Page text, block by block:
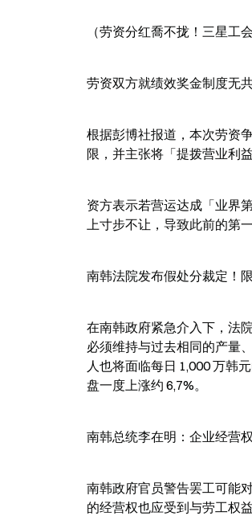
（劳资分红喬不拢！三星工
劳资双方就绩效奖金制度无
根据彭博社报道，本次劳资
限，并主张将「提拨营业利
资方表示若营运达成「业界
上寸步不让，导致此前的第
南韩法院发布假处分裁定！
在南韩政府紧急介入下，法
必须维持与过去相同的产量
人也将面临每日 1,000 万韩
盘一度上涨约 6,7%。
南韩总统李在明：企业经营
南韩政府官员警告罢工可能
的经营权也应受到与劳工权